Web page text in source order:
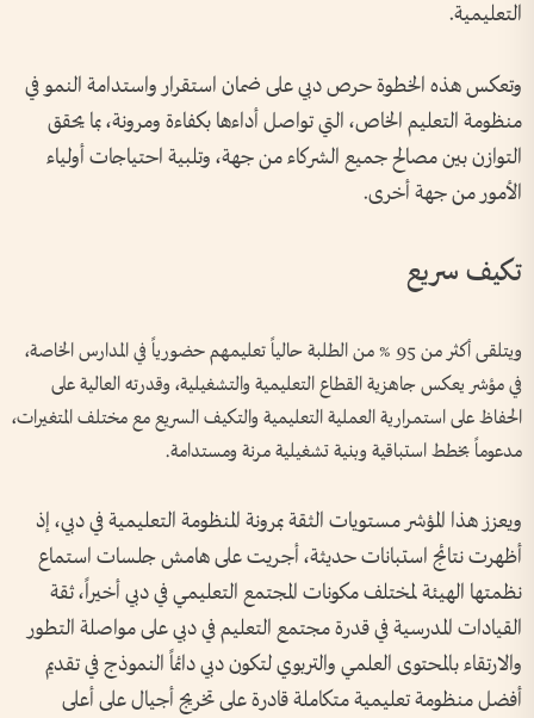
التعليمية.
وتعكس هذه الخطوة حرص دبي على ضمان استقرار واستدامة النمو في
منظومة التعليم الخاص، التي تواصل أداءها بكفاءة ومرونة، بما يحقق
التوازن بين مصالح جميع الشركاء من جهة، وتلبية احتياجات أولياء
الأمور من جهة أخرى.
تكيف سريع
ويتلقى أكثر من 95 % من الطلبة حالياً تعليمهم حضورياً في المدارس الخاصة،
في مؤشر يعكس جاهزية القطاع التعليمية والتشغيلية، وقدرته العالية على
الحفاظ على استمرارية العملية التعليمية والتكيف السريع مع مختلف المتغيرات،
مدعوماً بخطط استباقية وبنية تشغيلية مرنة ومستدامة.
ويعزز هذا المؤشر مستويات الثقة بمرونة المنظومة التعليمية في دبي، إذ
أظهرت نتائج استبانات حديثة، أجريت على هامش جلسات استماع
نظمتها الهيئة لمختلف مكونات المجتمع التعليمي في دبي أخيراً، ثقة
القيادات المدرسية في قدرة مجتمع التعليم في دبي على مواصلة التطور
والارتقاء بالمحتوى العلمي والتربوي لتكون دبي دائماً النموذج في تقديم
أفضل منظومة تعليمية متكاملة قادرة على تخريج أجيال على أعلى